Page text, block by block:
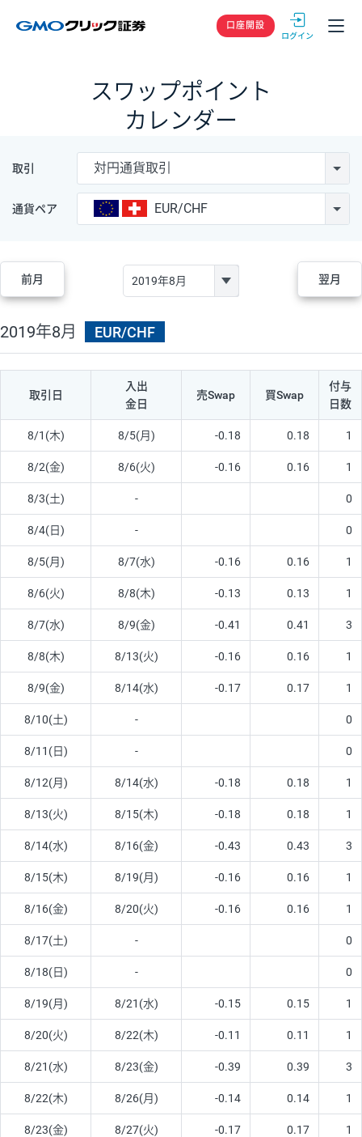
GMOクリック
口座開設
スワップポイント
カレンダー
取引 対円通貨取引
通貨ペア EUR/CHF
前月 翌月
2019年8月 EUR/CHF
取引日
入出
金日
売Swap 買Swap
付与
日数
8/1(木) 8/5(月) -0.18 0.18 1
8/2(金) 8/6(火) -0.16 0.16 1
8/3(土) - 0
8/4(日) - 0
8/5(月) 8/7(水) -0.16 0.16 1
8/6(火) 8/8(木) -0.13 0.13 1
8/7(水) 8/9(金) -0.41 0.41 3
8/8(木) 8/13(火) -0.16 0.16 1
8/9(金) 8/14(水) -0.17 0.17 1
8/10(土) - 0
8/11(日) - 0
8/12(月) 8/14(水) -0.18 0.18 1
8/13(火) 8/15(木) -0.18 0.18 1
8/14(水) 8/16(金) -0.43 0.43 3
8/15(木) 8/19(月) -0.16 0.16 1
8/16(金) 8/20(火) -0.16 0.16 1
8/17(土) - 0
8/18(日) - 0
8/19(月) 8/21(水) -0.15 0.15 1
8/20(火) 8/22(木) -0.11 0.11 1
8/21(水) 8/23(金) -0.39 0.39 3
8/22(木) 8/26(月) -0.14 0.14 1
8/23(金) 8/27(火) -0.17 0.17 1